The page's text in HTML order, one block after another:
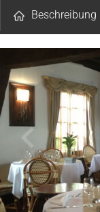
Beschreibung
Lageplan